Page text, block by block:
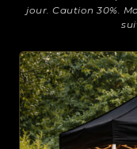
jour. Caution 30%.